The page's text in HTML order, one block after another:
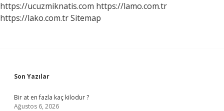
https://ucuzmiknatis.com https://lamo.com.tr
https://lako.com.trSitemap
Sidebar
Son Yazılar
Bir at en fazla kaç kilodur ?
Ağustos 6, 2026